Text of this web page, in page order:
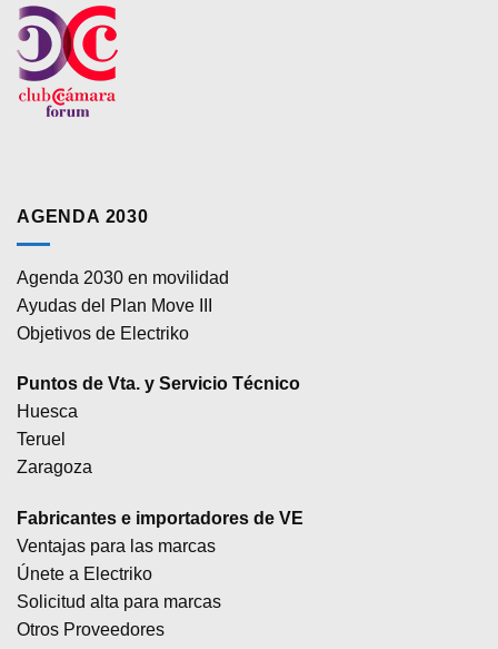
AGENDA 2030
Agenda 2030 en movilidad
Ayudas del Plan Move III
Objetivos de Electriko
Puntos de Vta. y Servicio Técnico
Huesca
Teruel
Zaragoza
Fabricantes e importadores de VE
Ventajas para las marcas
Únete a Electriko
Solicitud alta para marcas
Otros Proveedores